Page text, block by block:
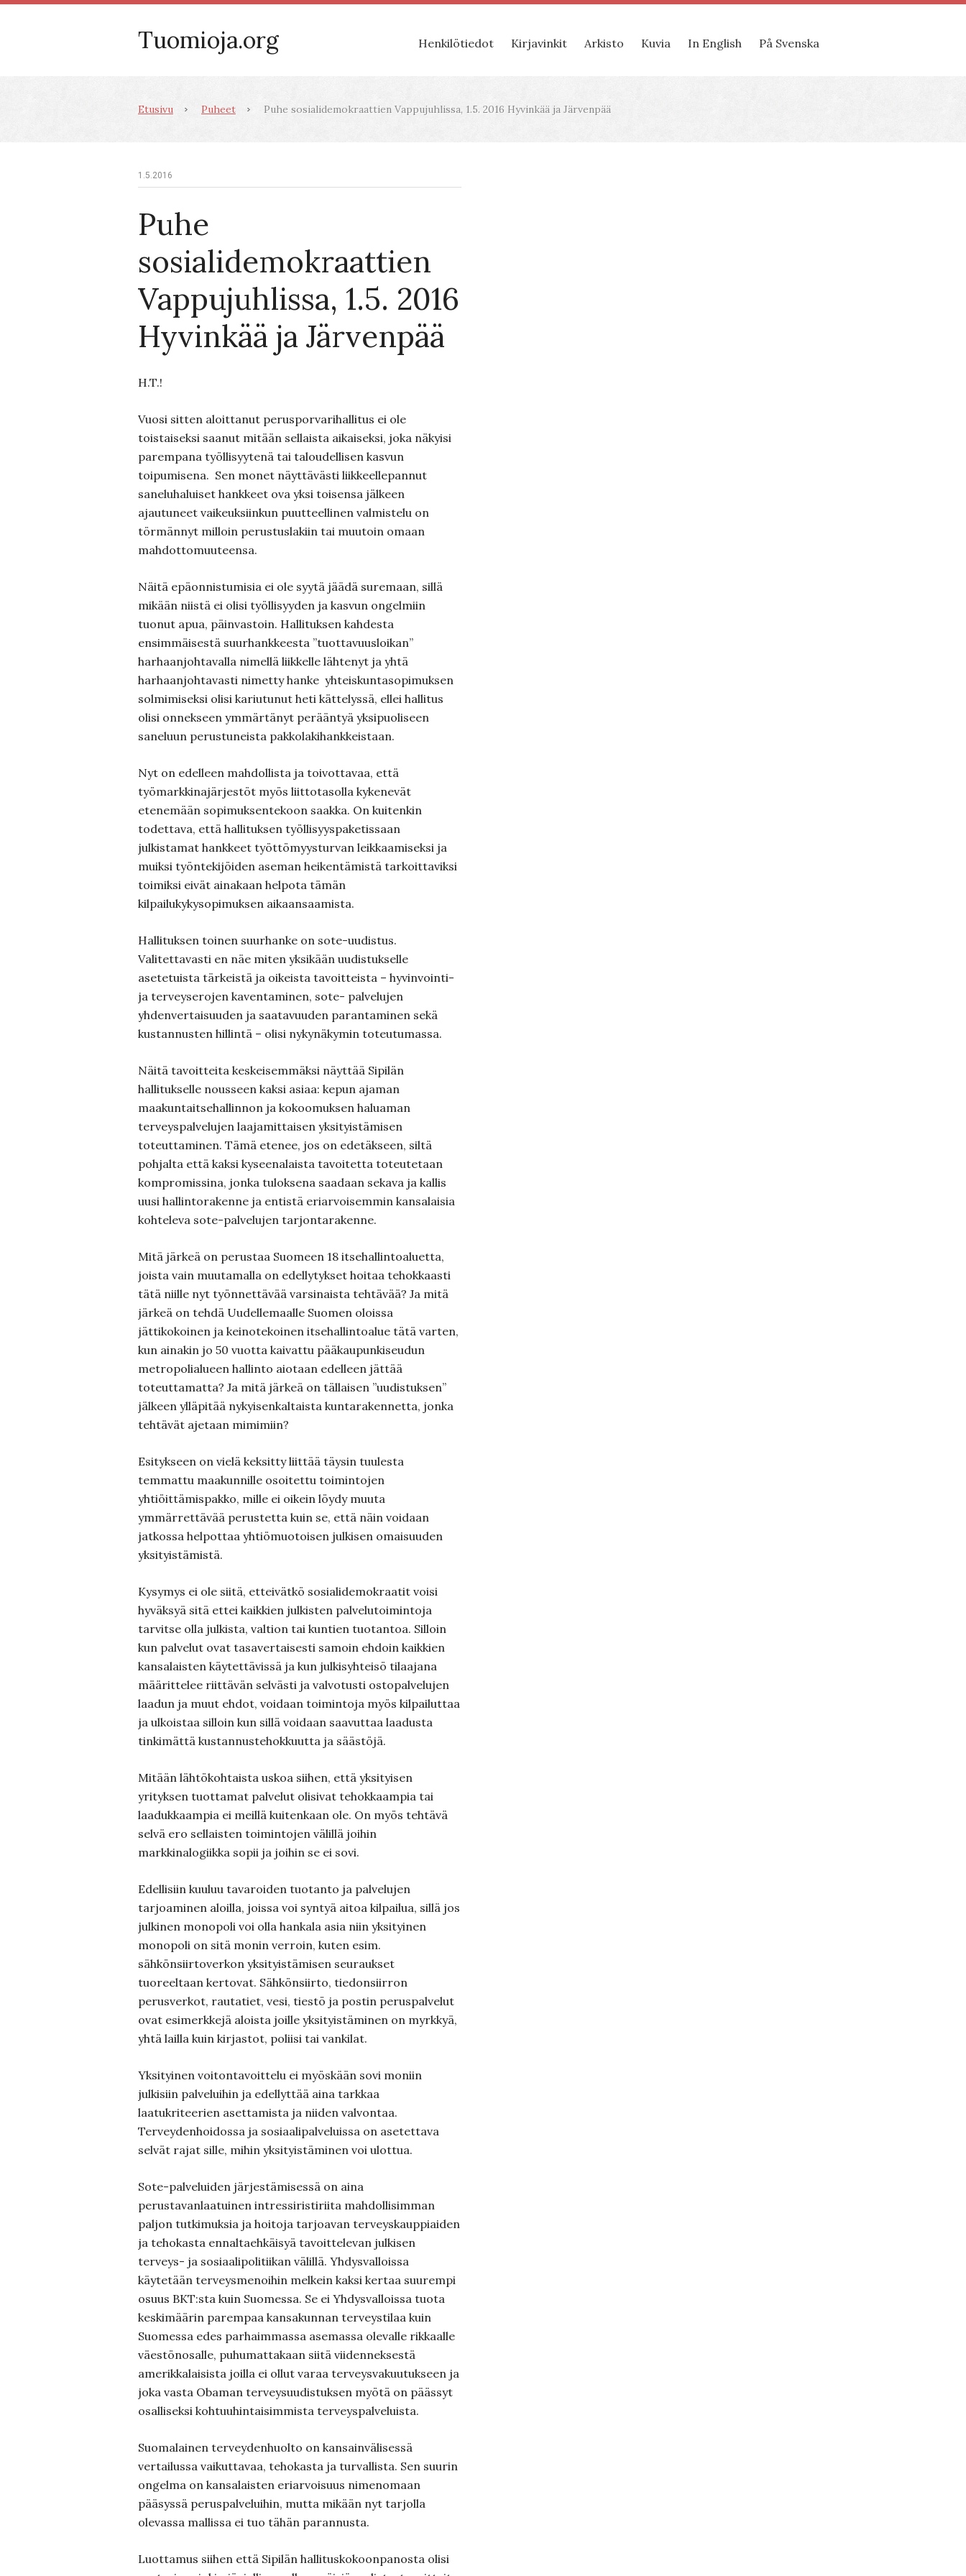
Tuomioja.org Henkilötiedot Kirjavinkit Arkisto Kuvia In English På Svenska
Etusivu Puheet Puhe sosialidemokraattien Vappujuhlissa, 1.5. 2016 Hyvinkää ja Järvenpää
1.5.2016
Puhe
sosialidemokraattien
Vappujuhlissa, 1.5. 2016
Hyvinkää ja Järvenpää
H.T.!
Vuosi sitten aloittanut perusporvarihallitus ei ole
toistaiseksi saanut mitään sellaista aikaiseksi, joka näkyisi
parempana työllisyytenä tai taloudellisen kasvun
toipumisena. Sen monet näyttävästi liikkeellepannut
saneluhaluiset hankkeet ova yksi toisensa jälkeen
ajautuneet vaikeuksiinkun puutteellinen valmistelu on
törmännyt milloin perustuslakiin tai muutoin omaan
mahdottomuuteensa.
Näitä epäonnistumisia ei ole syytä jäädä suremaan, sillä
mikään niistä ei olisi työllisyyden ja kasvun ongelmiin
tuonut apua, päinvastoin. Hallituksen kahdesta
ensimmäisestä suurhankkeesta ”tuottavuusloikan”
harhaanjohtavalla nimellä liikkelle lähtenyt ja yhtä
harhaanjohtavasti nimetty hanke yhteiskuntasopimuksen
solmimiseksi olisi kariutunut heti kättelyssä, ellei hallitus
olisi onnekseen ymmärtänyt perääntyä yksipuoliseen
saneluun perustuneista pakkolakihankkeistaan.
Nyt on edelleen mahdollista ja toivottavaa, että
työmarkkinajärjestöt myös liittotasolla kykenevät
etenemään sopimuksentekoon saakka. On kuitenkin
todettava, että hallituksen työllisyyspaketissaan
julkistamat hankkeet työttömyysturvan leikkaamiseksi ja
muiksi työntekijöiden aseman heikentämistä tarkoittaviksi
toimiksi eivät ainakaan helpota tämän
kilpailukykysopimuksen aikaansaamista.
Hallituksen toinen suurhanke on sote-uudistus.
Valitettavasti en näe miten yksikään uudistukselle
asetetuista tärkeistä ja oikeista tavoitteista – hyvinvointi-
ja terveyserojen kaventaminen, sote- palvelujen
yhdenvertaisuuden ja saatavuuden parantaminen sekä
kustannusten hillintä – olisi nykynäkymin toteutumassa.
Näitä tavoitteita keskeisemmäksi näyttää Sipilän
hallitukselle nousseen kaksi asiaa: kepun ajaman
maakuntaitsehallinnon ja kokoomuksen haluaman
terveyspalvelujen laajamittaisen yksityistämisen
toteuttaminen. Tämä etenee, jos on edetäkseen, siltä
pohjalta että kaksi kyseenalaista tavoitetta toteutetaan
kompromissina, jonka tuloksena saadaan sekava ja kallis
uusi hallintorakenne ja entistä eriarvoisemmin kansalaisia
kohteleva sote-palvelujen tarjontarakenne.
Mitä järkeä on perustaa Suomeen 18 itsehallintoaluetta,
joista vain muutamalla on edellytykset hoitaa tehokkaasti
tätä niille nyt työnnettävää varsinaista tehtävää? Ja mitä
järkeä on tehdä Uudellemaalle Suomen oloissa
jättikokoinen ja keinotekoinen itsehallintoalue tätä varten,
kun ainakin jo 50 vuotta kaivattu pääkaupunkiseudun
metropolialueen hallinto aiotaan edelleen jättää
toteuttamatta? Ja mitä järkeä on tällaisen ”uudistuksen”
jälkeen ylläpitää nykyisenkaltaista kuntarakennetta, jonka
tehtävät ajetaan mimimiin?
Esitykseen on vielä keksitty liittää täysin tuulesta
temmattu maakunnille osoitettu toimintojen
yhtiöittämispakko, mille ei oikein löydy muuta
ymmärrettävää perustetta kuin se, että näin voidaan
jatkossa helpottaa yhtiömuotoisen julkisen omaisuuden
yksityistämistä.
Kysymys ei ole siitä, etteivätkö sosialidemokraatit voisi
hyväksyä sitä ettei kaikkien julkisten palvelutoimintoja
tarvitse olla julkista, valtion tai kuntien tuotantoa. Silloin
kun palvelut ovat tasavertaisesti samoin ehdoin kaikkien
kansalaisten käytettävissä ja kun julkisyhteisö tilaajana
määrittelee riittävän selvästi ja valvotusti ostopalvelujen
laadun ja muut ehdot, voidaan toimintoja myös kilpailuttaa
ja ulkoistaa silloin kun sillä voidaan saavuttaa laadusta
tinkimättä kustannustehokkuutta ja säästöjä.
Mitään lähtökohtaista uskoa siihen, että yksityisen
yrityksen tuottamat palvelut olisivat tehokkaampia tai
laadukkaampia ei meillä kuitenkaan ole. On myös tehtävä
selvä ero sellaisten toimintojen välillä joihin
markkinalogiikka sopii ja joihin se ei sovi.
Edellisiin kuuluu tavaroiden tuotanto ja palvelujen
tarjoaminen aloilla, joissa voi syntyä aitoa kilpailua, sillä jos
julkinen monopoli voi olla hankala asia niin yksityinen
monopoli on sitä monin verroin, kuten esim.
sähkönsiirtoverkon yksityistämisen seuraukset
tuoreeltaan kertovat. Sähkönsiirto, tiedonsiirron
perusverkot, rautatiet, vesi, tiestö ja postin peruspalvelut
ovat esimerkkejä aloista joille yksityistäminen on myrkkyä,
yhtä lailla kuin kirjastot, poliisi tai vankilat.
Yksityinen voitontavoittelu ei myöskään sovi moniin
julkisiin palveluihin ja edellyttää aina tarkkaa
laatukriteerien asettamista ja niiden valvontaa.
Terveydenhoidossa ja sosiaalipalveluissa on asetettava
selvät rajat sille, mihin yksityistäminen voi ulottua.
Sote-palveluiden järjestämisessä on aina
perustavanlaatuinen intressiristiriita mahdollisimman
paljon tutkimuksia ja hoitoja tarjoavan terveyskauppiaiden
ja tehokasta ennaltaehkäisyä tavoittelevan julkisen
terveys- ja sosiaalipolitiikan välillä. Yhdysvalloissa
käytetään terveysmenoihin melkein kaksi kertaa suurempi
osuus BKT:sta kuin Suomessa. Se ei Yhdysvalloissa tuota
keskimäärin parempaa kansakunnan terveystilaa kuin
Suomessa edes parhaimmassa asemassa olevalle rikkaalle
väestönosalle, puhumattakaan siitä viidenneksestä
amerikkalaisista joilla ei ollut varaa terveysvakuutukseen ja
joka vasta Obaman terveysuudistuksen myötä on päässyt
osalliseksi kohtuuhintaisimmista terveyspalveluista.
Suomalainen terveydenhuolto on kansainvälisessä
vertailussa vaikuttavaa, tehokasta ja turvallista. Sen suurin
ongelma on kansalaisten eriarvoisuus nimenomaan
pääsyssä peruspalveluihin, mutta mikään nyt tarjolla
olevassa mallissa ei tuo tähän parannusta.
Luottamus siihen että Sipilän hallituskokoonpanosta olisi